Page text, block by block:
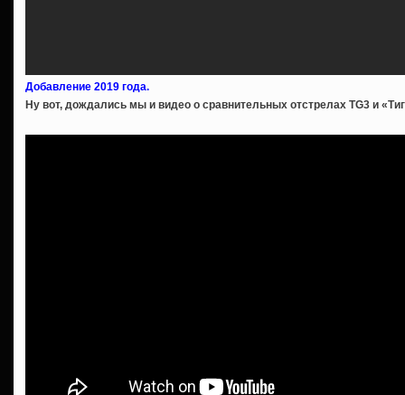
Добавление 2019 года.
Ну вот, дождались мы и видео о сравнительных отстрелах TG3 и